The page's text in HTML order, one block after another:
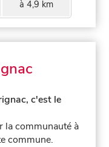
à 4,9 km
c'est le
la communauté à
commune.